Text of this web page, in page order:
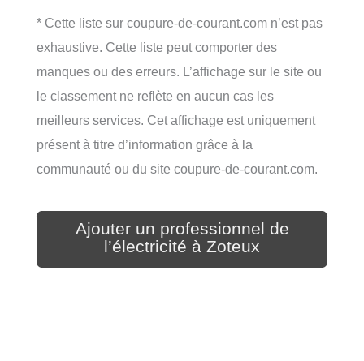
* Cette liste sur coupure-de-courant.com n’est pas
exhaustive. Cette liste peut comporter des
manques ou des erreurs. L’affichage sur le site ou
le classement ne reflète en aucun cas les
meilleurs services. Cet affichage est uniquement
présent à titre d’information grâce à la
communauté ou du site coupure-de-courant.com.
Ajouter un professionnel de
l’électricité à Zoteux